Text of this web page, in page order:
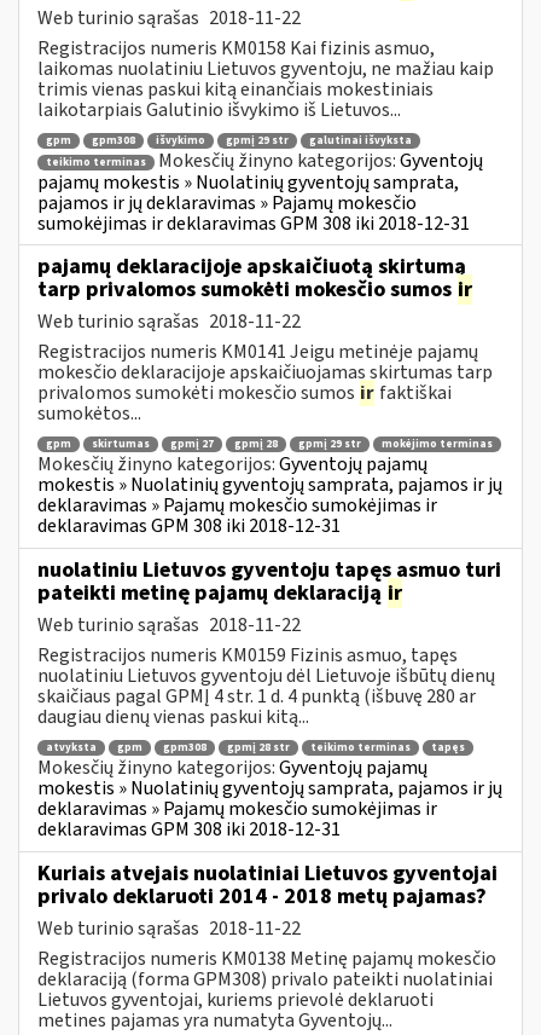
Web turinio sąrašas 2018-11-22
Registracijos numeris KM0158 Kai fizinis asmuo,
laikomas nuolatiniu Lietuvos gyventoju, ne mažiau kaip
trimis vienas paskui kitą einančiais mokestiniais
laikotarpiais Galutinio išvykimo iš Lietuvos...
gpm gpm308 išvykimo gpmį 29 str
galutinai išvyksta
teikimo terminas
Mokesčių žinyno kategorijos:Gyventojų
pajamų mokestis » Nuolatinių gyventojų samprata,
pajamos ir jų deklaravimas » Pajamų mokesčio
sumokėjimas ir deklaravimas GPM 308 iki 2018-12-31
pajamų deklaracijoje apskaičiuotą skirtumą
tarp privalomos sumokėti mokesčio sumos ir
Web turinio sąrašas 2018-11-22
Registracijos numeris KM0141 Jeigu metinėje pajamų
mokesčio deklaracijoje apskaičiuojamas skirtumas tarp
privalomos sumokėti mokesčio sumos ir faktiškai
sumokėtos...
gpm skirtumas gpmį 27 gpmį 28 gpmį 29 str mokėjimo terminas
Mokesčių žinyno kategorijos:Gyventojų pajamų
mokestis » Nuolatinių gyventojų samprata, pajamos ir jų
deklaravimas » Pajamų mokesčio sumokėjimas ir
deklaravimas GPM 308 iki 2018-12-31
nuolatiniu Lietuvos gyventoju tapęs asmuo turi
pateikti metinę pajamų deklaraciją ir
Web turinio sąrašas 2018-11-22
Registracijos numeris KM0159 Fizinis asmuo, tapęs
nuolatiniu Lietuvos gyventoju dėl Lietuvoje išbūtų dienų
skaičiaus pagal GPMĮ 4 str. 1 d. 4 punktą (išbuvę 280 ar
daugiau dienų vienas paskui kitą...
atvyksta gpm gpm308 gpmį 28 str teikimo terminas tapęs
Mokesčių žinyno kategorijos:Gyventojų pajamų
mokestis » Nuolatinių gyventojų samprata, pajamos ir jų
deklaravimas » Pajamų mokesčio sumokėjimas ir
deklaravimas GPM 308 iki 2018-12-31
Kuriais atvejais nuolatiniai Lietuvos gyventojai
privalo deklaruoti 2014 - 2018 metų pajamas?
Web turinio sąrašas 2018-11-22
Registracijos numeris KM0138 Metinę pajamų mokesčio
deklaraciją (forma GPM308) privalo pateikti nuolatiniai
Lietuvos gyventojai, kuriems prievolė deklaruoti
metines pajamas yra numatyta Gyventojų...